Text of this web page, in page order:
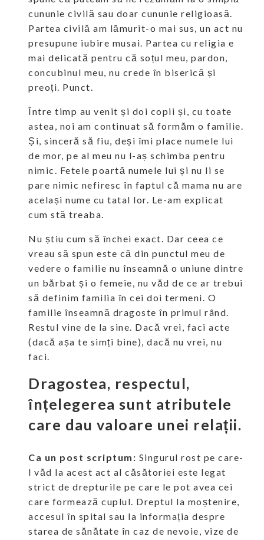
cununie civilă sau doar cununie religioasă.
Partea civilă am lămurit-o mai sus, un act nu
presupune iubire musai. Partea cu religia e
mai delicată pentru că soțul meu, pardon,
concubinul meu, nu crede în biserică și
preoți. Punct.
Între timp au venit și doi copii și, cu toate
astea, noi am continuat să formăm o familie.
Și, sinceră să fiu, deși îmi place numele lui
de mor, pe al meu nu l-aș schimba pentru
nimic. Fetele poartă numele lui și nu li se
pare nimic nefiresc în faptul că mama nu are
același nume cu tatal lor. Le-am explicat
cum stă treaba.
Nu știu cum să închei exact. Dar ceea ce
vreau să spun este că din punctul meu de
vedere o familie nu înseamnă o uniune dintre
un bărbat și o femeie, nu văd de ce ar trebui
să definim familia în cei doi termeni. O
familie înseamnă dragoste în primul rând.
Restul vine de la sine. Dacă vrei, faci acte
(dacă așa te simți bine), dacă nu vrei, nu
faci.
Dragostea, respectul,
înțelegerea sunt atributele
care dau valoare unei relații.
Ca un post scriptum: Singurul rost pe care-
l văd la acest act al căsătoriei este legat
strict de drepturile pe care le pot avea cei
care formează cuplul. Dreptul la moștenire,
accesul în spital sau la informația despre
starea de sănătate în caz de nevoie, vize de